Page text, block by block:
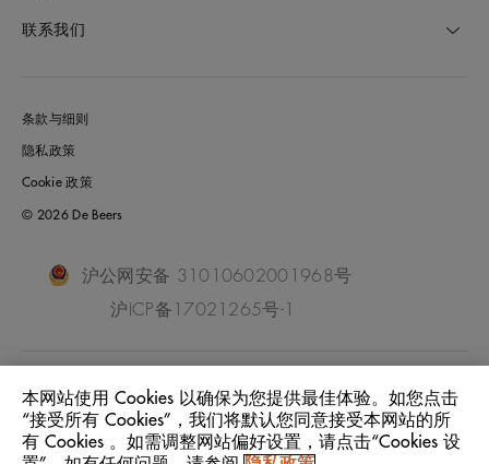
联系我们
条款与细则
隐私政策
Cookie 政策
© 2026 De Beers
沪公网安备 31010602001968号
沪ICP备17021265号-1
位置: China Mainland
语言: 中文
本网站使用 Cookies 以确保为您提供最佳体验。如您点击
“接受所有 Cookies”，我们将默认您同意接受本网站的所
有 Cookies 。如需调整网站偏好设置，请点击“Cookies 设